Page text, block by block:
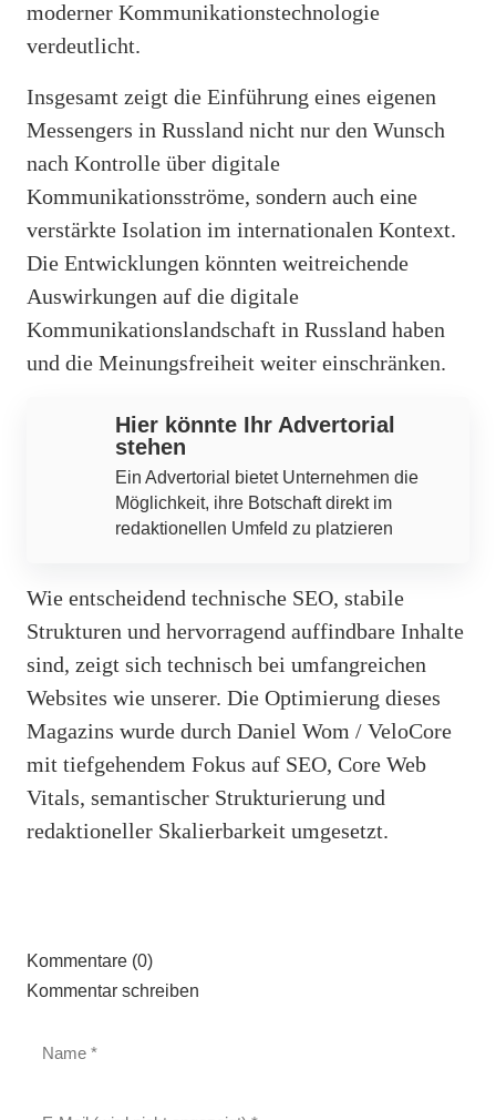
moderner Kommunikationstechnologie
verdeutlicht.
Insgesamt zeigt die Einführung eines eigenen
Messengers in Russland nicht nur den Wunsch
nach Kontrolle über digitale
Kommunikationsströme, sondern auch eine
verstärkte Isolation im internationalen Kontext.
Die Entwicklungen könnten weitreichende
Auswirkungen auf die digitale
Kommunikationslandschaft in Russland haben
und die Meinungsfreiheit weiter einschränken.
Hier könnte Ihr Advertorial
stehen
Ein Advertorial bietet Unternehmen die
Möglichkeit, ihre Botschaft direkt im
redaktionellen Umfeld zu platzieren
Wie entscheidend technische SEO, stabile
Strukturen und hervorragend auffindbare Inhalte
sind, zeigt sich technisch bei umfangreichen
Websites wie unserer. Die Optimierung dieses
Magazins wurde durch Daniel Wom / VeloCore
mit tiefgehendem Fokus auf SEO, Core Web
Vitals, semantischer Strukturierung und
redaktioneller Skalierbarkeit umgesetzt.
Kommentare (0)
Kommentar schreiben